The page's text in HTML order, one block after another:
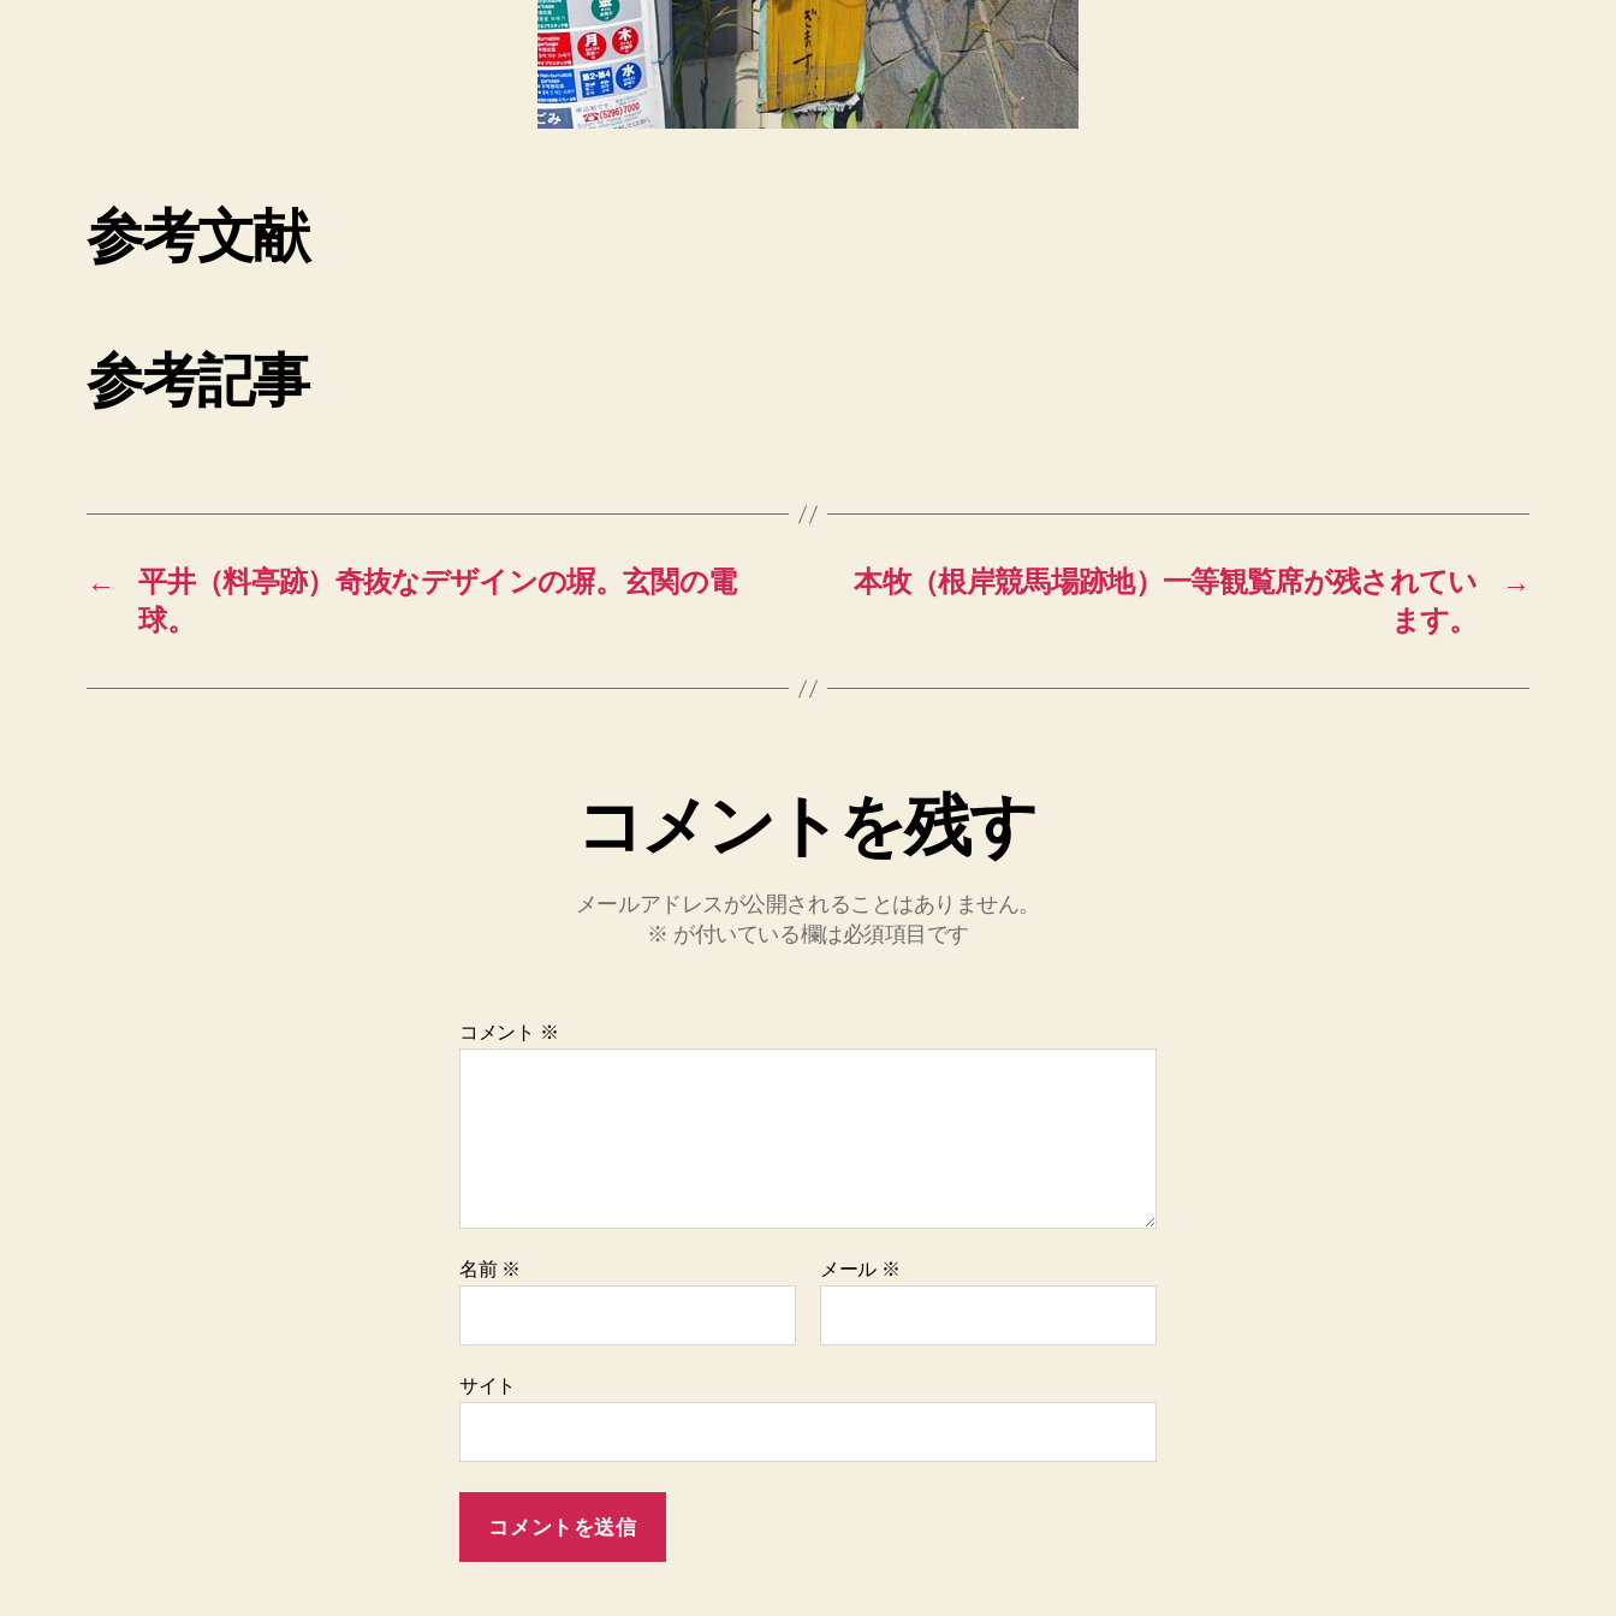
参考文献
参考記事
←
平井（料亭跡）奇抜なデザインの塀。玄関の電
球。
→
本牧（根岸競馬場跡地）一等観覧席が残されてい
ます。
コメントを残す
メールアドレスが公開されることはありません。
※ が付いている欄は必須項目です
コメント ※
名前 ※ メール ※
サイト